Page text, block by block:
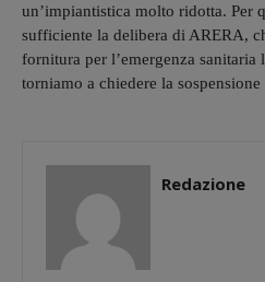
un’impiantistica molto ridotta. Per
sufficiente la delibera di ARERA,
fornitura per l’emergenza sanitaria
torniamo a chiedere la
Redazione